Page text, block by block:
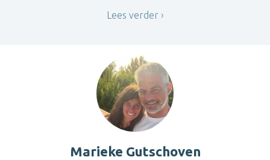
Lees verder
Marieke Gutschoven